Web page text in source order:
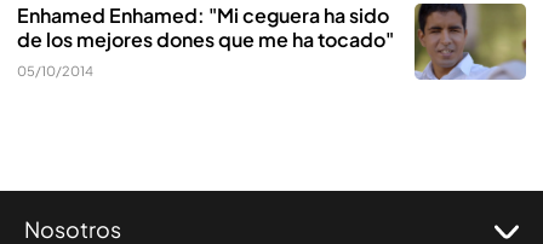
Enhamed Enhamed: "Mi ceguera ha sido
de los mejores dones que me ha tocado"
05/10/2014
Nosotros